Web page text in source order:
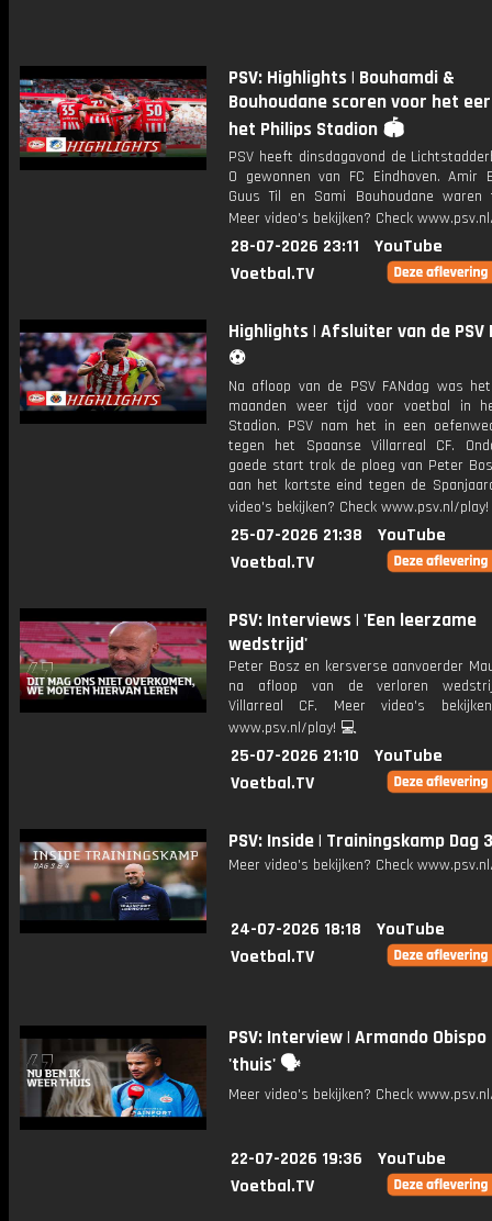
PSV: Highlights | Bouhamdi &
Bouhoudane scoren voor het
het Philips Stadion 🏟️
PSV heeft dinsdagavond de
0 gewonnen van FC Eindhoven. Amir
Guus Til en Sami Bouhoudane waren
Meer video's bekijken? Check
28-07-2026 23:11
YouTube
Voetbal.TV
Highlights | Afsluiter van de PSV
⚽️
Na afloop van de PSV FANdag was
maanden weer tijd voor voetbal in
Stadion. PSV nam het in een
tegen het Spaanse Villarreal CF.
goede start trok de ploeg van Peter
aan het kortste eind tegen de
video's bekijken? Check www.psv.nl/
25-07-2026 21:38
YouTube
Voetbal.TV
PSV: Interviews | 'Een leerzame
wedstrijd'
Peter Bosz en kersverse aanvoerder
na afloop van de verloren
Villarreal CF. Meer video's
www.psv.nl/play! 💻
25-07-2026 21:10
YouTube
Voetbal.TV
PSV: Inside | Trainingskamp Dag
Meer video's bekijken? Check
24-07-2026 18:18
YouTube
Voetbal.TV
PSV: Interview | Armando
'thuis' 🗣️
Meer video's bekijken? Check
22-07-2026 19:36
YouTube
Voetbal.TV